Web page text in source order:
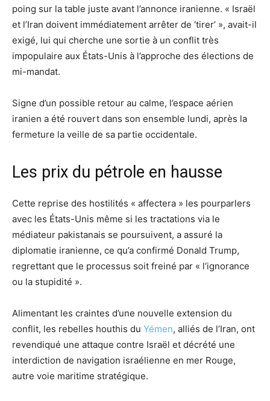
poing sur la table juste avant l’annonce iranienne. « Israël
et l’Iran doivent immédiatement arrêter de ‘tirer’ », avait-il
exigé, lui qui cherche une sortie à un conflit très
impopulaire aux États-Unis à l’approche des élections de
mi-mandat.
Signe d’un possible retour au calme, l’espace aérien
iranien a été rouvert dans son ensemble lundi, après la
fermeture la veille de sa partie occidentale.
Les prix du pétrole en hausse
Cette reprise des hostilités « affectera » les pourparlers
avec les États-Unis même si les tractations via le
médiateur pakistanais se poursuivent, a assuré la
diplomatie iranienne, ce qu’a confirmé Donald Trump,
regrettant que le processus soit freiné par « l’ignorance
ou la stupidité ».
Alimentant les craintes d’une nouvelle extension du
conflit, les rebelles houthis du Yémen, alliés de l’Iran, ont
revendiqué une attaque contre Israël et décrété une
interdiction de navigation israélienne en mer Rouge,
autre voie maritime stratégique.